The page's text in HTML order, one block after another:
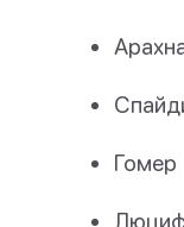
Гомер